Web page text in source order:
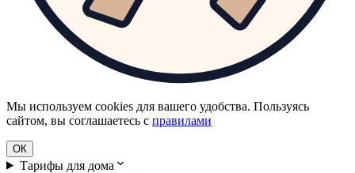
Мы используем cookies для вашего удобства. Пользуясь
сайтом, вы соглашаетесь с правилами
ОК
Тарифы для дома